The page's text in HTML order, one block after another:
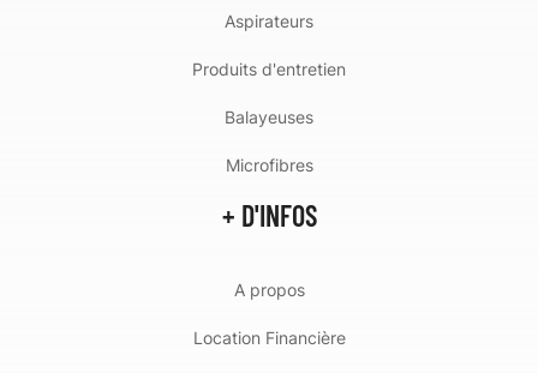
Aspirateurs
Produits d'entretien
Balayeuses
Microfibres
+ D'INFOS
A propos
Location Financière